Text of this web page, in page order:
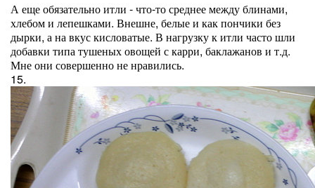
А еще обязательно итли - что-то среднее между блинами,
хлебом и лепешками. Внешне, белые и как пончики без
дырки, а на вкус кисловатые. В нагрузку к итли часто шли
добавки типа тушеных овощей с карри, баклажанов и т.д.
Мне они совершенно не нравились.
15.